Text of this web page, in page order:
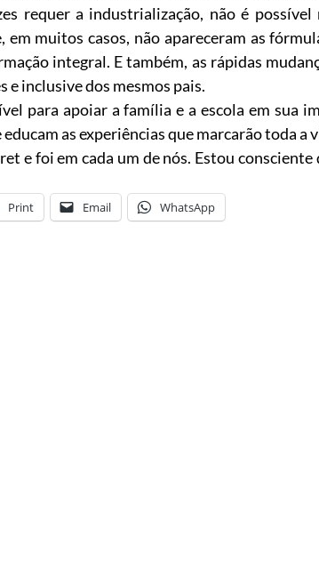
requer a industrialização, não é possível
muitos casos, não apareceram as
integral. E também, as rápidas
e inclusive dos mesmos pais.
para apoiar a família e a escola em sua
as experiências que marcarão toda a
e foi em cada um de nós. Estou consciente
Print Email WhatsApp